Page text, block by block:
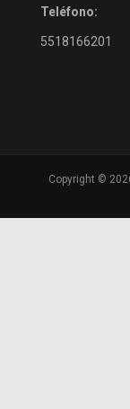
Teléfono:
5518166201
Copyright ©